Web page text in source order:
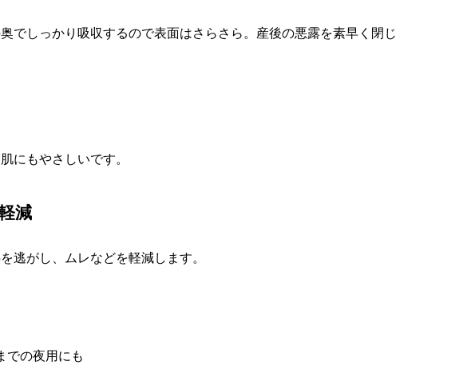
でしっかり吸収するので表面はさらさら。産後の悪露を素早く閉じ
にもやさしいです。
減
逃がし、ムレなどを軽減します。
の夜用にも